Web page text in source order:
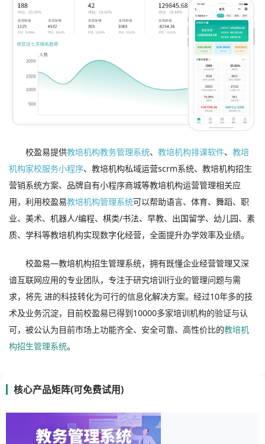
校盈易提供教培机构教务管理系统、教培机构排课软件、教培
机构家校服务小程序、教培机构私域运营scrm系统、教培机构招生
营销系统方案、品牌自有小程序商城等教培机构运营管理相关应
用，利用校盈易教培机构管理系统可以帮助语言、体育、舞蹈、职
业、美术、机器人/编程、棋类/书法、早教、出国留学、幼儿园、素
质、学科等教培机构实现数字化经营，全面提升办学效率及业绩。
校盈易—教培机构招生管理系统，拥有既懂企业经营管理又深
谙互联网应用的专业团队，专注于研究培训行业的管理问题与需
求，将先 进的科技转化为可行的信息化解决方案。经过10年多的技
术及业务沉淀，目前校盈易已得到10000多家培训机构的验证与认
可，被公认为目前市场上功能齐全、安全可靠、高性价比的教培机
构招生管理系统。
核心产品矩阵(可免费试用)